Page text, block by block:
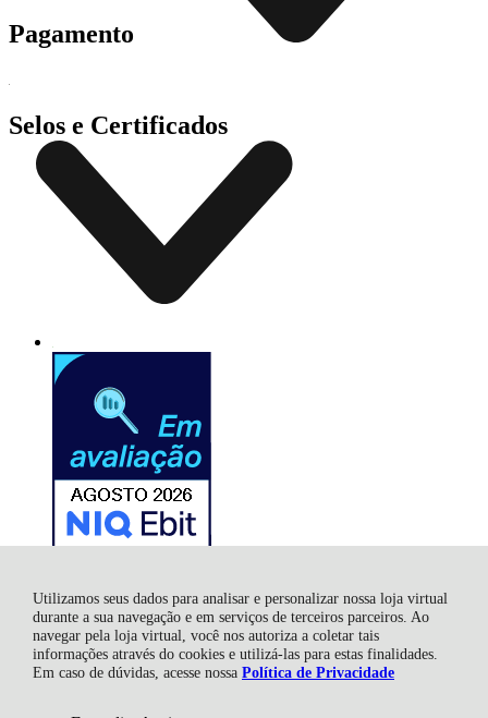
Utilizamos seus dados para analisar e personalizar nossa loja virtual
durante a sua navegação e em serviços de terceiros parceiros. Ao
navegar pela loja virtual, você nos autoriza a coletar tais
informações através do cookies e utilizá-las para estas finalidades.
Em caso de dúvidas, acesse nossa Política de Privacidade
Pagamento
Selos e Certificados
Rock City Comércio Ltda, Rua Anita Garibaldi - 118 - Sala 01 e 02
- Centro - 88801-020 - Criciúma / CNPJ -11.662.872/0001-31 - SC